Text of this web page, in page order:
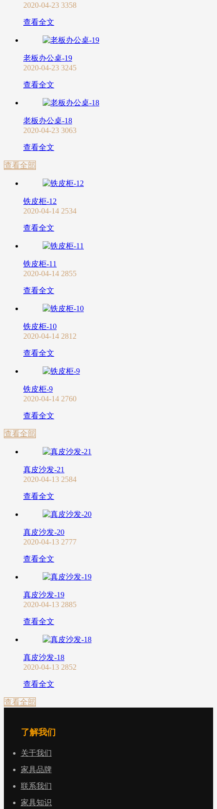
2020-04-23 3358
查看全文
老板办公桌-19
2020-04-23 3245
查看全文
老板办公桌-18
2020-04-23 3063
查看全文
查看全部
铁皮柜-12
2020-04-14 2534
查看全文
铁皮柜-11
2020-04-14 2855
查看全文
铁皮柜-10
2020-04-14 2812
查看全文
铁皮柜-9
2020-04-14 2760
查看全文
查看全部
真皮沙发-21
2020-04-13 2584
查看全文
真皮沙发-20
2020-04-13 2777
查看全文
真皮沙发-19
2020-04-13 2885
查看全文
真皮沙发-18
2020-04-13 2852
查看全文
查看全部
了解我们
关于我们
家具品牌
联系我们
家具知识